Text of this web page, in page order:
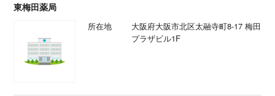
東梅田薬局
所在地
大阪府大阪市北区太融寺町8-17 梅田
プラザビル1F